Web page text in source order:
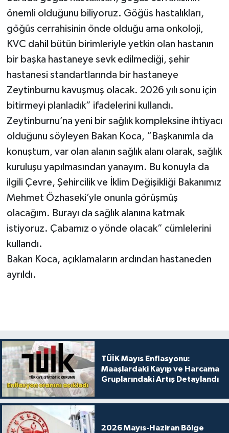
önemli olduğunu biliyoruz. Göğüs hastalıkları,
göğüs cerrahisinin önde olduğu ama onkoloji,
KVC dahil bütün birimleriyle yetkin olan hastanın
bir başka hastaneye sevk edilmediği, şehir
hastanesi standartlarında bir hastaneye
Zeytinburnu kavuşmuş olacak. 2026 yılı sonu için
bitirmeyi planladık” ifadelerini kullandı.
Zeytinburnu’na yeni bir sağlık kompleksine ihtiyacı
olduğunu söyleyen Bakan Koca, “Başkanımla da
konuştum, var olan alanın sağlık alanı olarak, sağlık
kuruluşu yapılmasından yanayım. Bu konuyla da
ilgili Çevre, Şehircilik ve İklim Değişikliği Bakanımız
Mehmet Özhaseki’yle onunla görüşmüş
olacağım. Burayı da sağlık alanına katmak
istiyoruz. Çabamız o yönde olacak” cümlelerini
kullandı.
Bakan Koca, açıklamaların ardından hastaneden
ayrıldı.
TÜİK Mayıs Enflasyonu:
Maaşlardaki Kayıp ve Harcama
Gruplarındaki Artış Detaylandı
2026 Mayıs-Haziran Bölge